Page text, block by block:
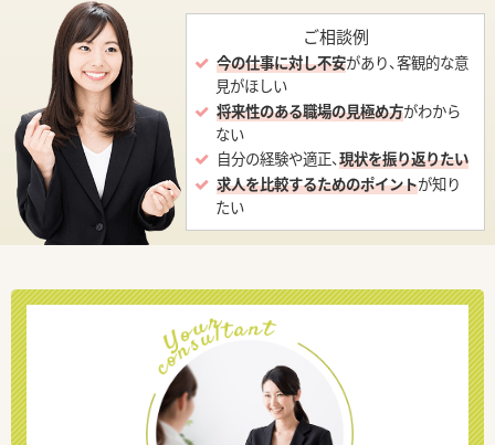
ご相談例
今の仕事に対し不安があり、客観的な意
見がほしい
将来性のある職場の見極め方がわから
ない
自分の経験や適正、現状を振り返りたい
求人を比較するためのポイントが知り
たい